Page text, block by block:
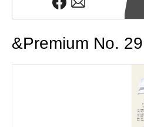
&Premium No. 29